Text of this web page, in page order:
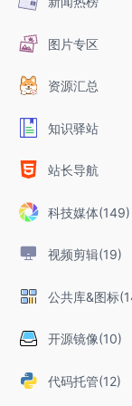
图片专区
资源汇总
知识驿站
站长导航
科技媒体(149)
视频剪辑(19)
公共库&图标
开源镜像(10)
代码托管(12)